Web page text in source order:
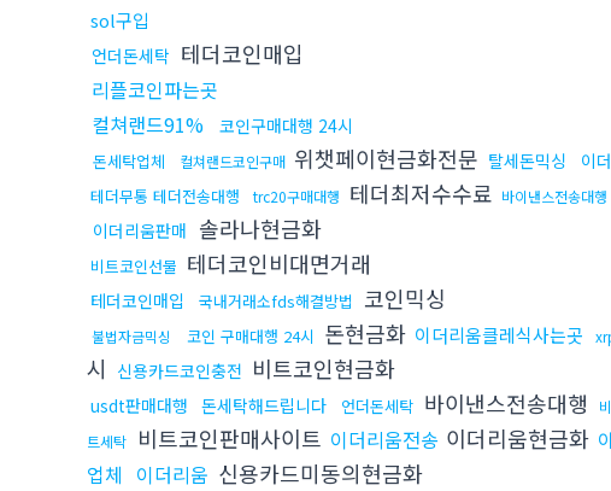
sol구입
언더돈세탁 테더코인매입
리플코인파는곳
컬쳐랜드91%
코인구매대행 24시
돈세탁업체 컬쳐랜드코인구매 위챗페이현금화전문 탈세돈믹싱 이
테더무통 테더전송대행 trc20구매대행 테더최저수수료 바이낸스전송대행
이더리움판매 솔라나현금화
비트코인선물 테더코인비대면거래
테더코인매입 국내거래소fds해결방법 코인믹싱
불법자금믹싱 코인 구매대행 24시 돈현금화 이더리움클레식사는곳
시 신용카드코인충전 비트코인현금화
usdt판매대행 돈세탁해드립니다 언더돈세탁 바이낸스전송대행
트세탁
비트코인판매사이트 이더리움전송 이더리움현금화
업체 이더리움 신용카드미동의현금화